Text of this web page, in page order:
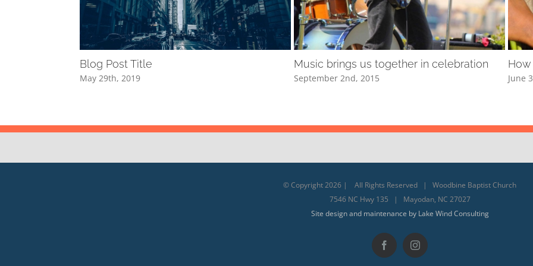
Blog Post Title
May 29th, 2019
Music brings us together in celebration
September 2nd, 2015 June
© Copyright2026 | All Rights Reserved | Woodbine Baptist Church
7546 NC Hwy 135 | Mayodan, NC 27027
Site design and maintenance by Lake Wind Consulting
FacebookInstagram